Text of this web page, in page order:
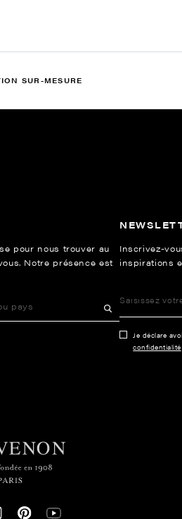
SUR-MESURE
pour nous trouver au
Notre présence est
Inscrivez-
inspirations
Je déclare
confidentialité